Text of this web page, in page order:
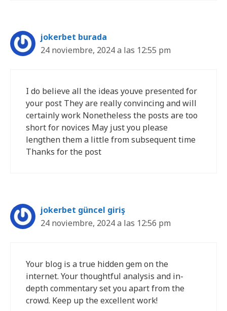
jokerbet burada
24 noviembre, 2024 a las 12:55 pm
I do believe all the ideas youve presented for
your post They are really convincing and will
certainly work Nonetheless the posts are too
short for novices May just you please
lengthen them a little from subsequent time
Thanks for the post
jokerbet güncel giriş
24 noviembre, 2024 a las 12:56 pm
Your blog is a true hidden gem on the
internet. Your thoughtful analysis and in-
depth commentary set you apart from the
crowd. Keep up the excellent work!